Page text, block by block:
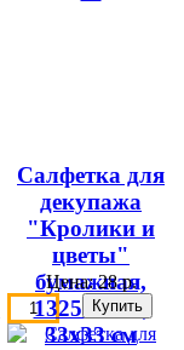
Салфетка для
декупажа
"Кролики и
цветы"
бумажная,
132551367,
33х33 см
Цена:28 р.